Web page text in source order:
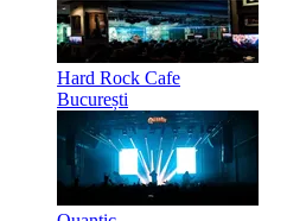
Hard Rock Cafe
București